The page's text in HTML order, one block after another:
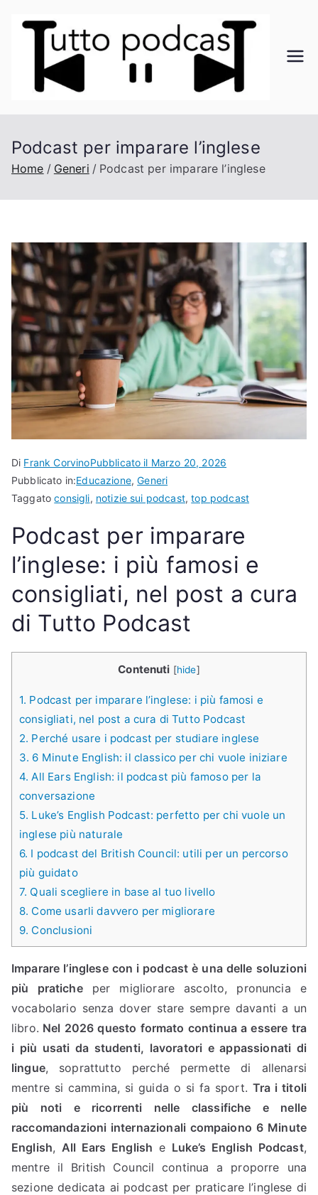
contenuto
as
t
Podcast per imparare l’inglese
Home Generi Podcast per imparare l’inglese
Di Frank CorvinoPubblicato il Marzo 20, 2026
Pubblicato in:Educazione,Generi
Taggatoconsigli, notizie sui podcast,top podcast
Podcast per imparare
l’inglese: i più famosi e
consigliati, nel post a cura
di Tutto Podcast
Contenuti [hide]
1. Podcast per imparare l’inglese: i più famosi e
consigliati, nel post a cura di Tutto Podcast
2. Perché usare i podcast per studiare inglese
3. 6 Minute English: il classico per chi vuole iniziare
4. All Ears English: il podcast più famoso per la
conversazione
5. Luke’s English Podcast: perfetto per chi vuole un
inglese più naturale
6. I podcast del British Council: utili per un percorso
più guidato
7. Quali scegliere in base al tuo livello
8. Come usarli davvero per migliorare
9. Conclusioni
Imparare l’inglese con i podcast è una delle soluzioni
più praticheper migliorare ascolto, pronuncia e
vocabolario senza dover stare sempre davanti a un
libro. Nel 2026 questo formato continua a essere tra
i più usati da studenti, lavoratori e appassionati di
lingue, soprattutto perché permette di allenarsi
mentre si cammina, si guida o si fa sport. Tra i titoli
più noti e ricorrenti nelle classifiche e nelle
raccomandazioni internazionali compaiono 6 Minute
English, All Ears English e Luke’s English Podcast,
mentre il British Council continua a proporre una
sezione dedicata ai podcast per praticare l’inglese di